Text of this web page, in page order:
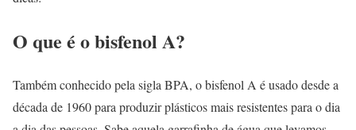
O que é o bisfenol A?
Também conhecido pela sigla BPA, o bisfenol A é usado desde a
década de 1960 para produzir plásticos mais resistentes para o dia